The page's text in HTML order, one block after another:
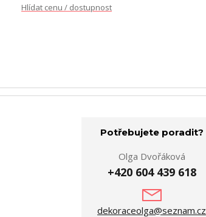
Hlídat cenu / dostupnost
Potřebujete poradit?
Olga Dvořáková
+420 604 439 618
dekoraceolga@seznam.cz